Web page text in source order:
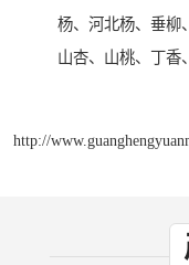
杨、河北杨、垂柳
山杏、山桃、丁香
http://